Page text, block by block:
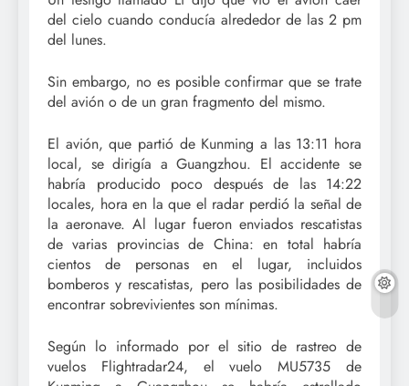
del cielo cuando conducía alrededor de las 2 pm
del lunes.
Sin embargo, no es posible confirmar que se trate
del avión o de un gran fragmento del mismo.
El avión, que partió de Kunming a las 13:11 hora
local, se dirigía a Guangzhou. El accidente se
habría producido poco después de las 14:22
locales, hora en la que el radar perdió la señal de
la aeronave. Al lugar fueron enviados rescatistas
de varias provincias de China: en total habría
cientos de personas en el lugar, incluidos
bomberos y rescatistas, pero las posibilidades de
encontrar sobrevivientes son mínimas.
Según lo informado por el sitio de rastreo de
vuelos Flightradar24, el vuelo MU5735 de